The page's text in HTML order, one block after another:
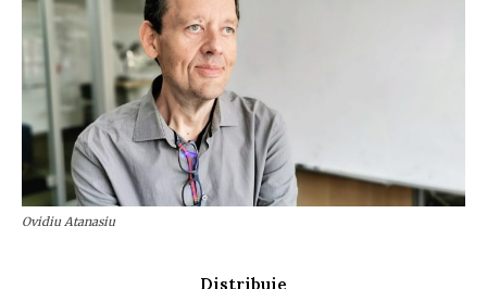
Ovidiu Atanasiu
Distribuie